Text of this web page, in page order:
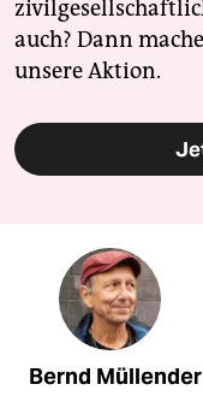
auch? Dann
unsere Aktion.
Bernd Müllender